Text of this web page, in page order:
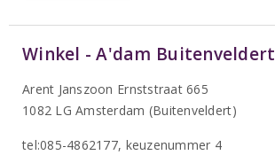
Winkel - A'dam Buitenveldert
Arent Janszoon Ernststraat 665
1082 LG Amsterdam (Buitenveldert)
tel:085-4862177, keuzenummer 4